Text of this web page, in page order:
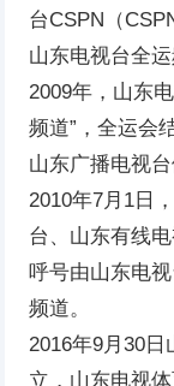
台CSPN（
山东电视台全
2009年，山东
频道”，全运会
山东广播电视
2010年7月1日
台、山东有线
呼号由山东电
频道。
2016年9月30
立，山东电视